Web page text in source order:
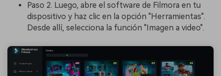
Paso 2. Luego, abre el software de Filmora en tu
dispositivo y haz clic en la opción "Herramientas".
Desde allí, selecciona la función "Imagen a video".